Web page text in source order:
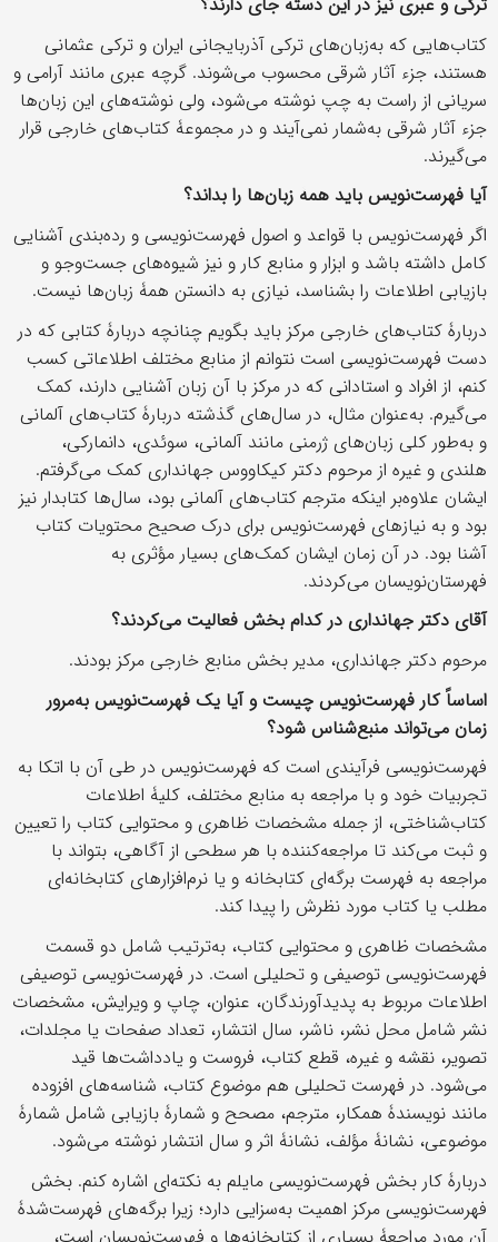
کتاب‌هایی که به‌زبان‌های ترکی آذربایجانی ایران و ترکی عثمانی
هستند، جزء آثار شرقی محسوب می‌شوند. گرچه عبری مانند آرامی و
سریانی از راست به چپ نوشته می‌شود، ولی نوشته‌های این زبان‌ها
جزء آثار شرقی به‌شمار نمی‌آیند و در مجموعۀ کتاب‌های خارجی قرار
می‌گیرند.
آیا فهرست‌نویس باید همۀ زبان‌ها را بداند؟
اگر فهرست‌نویس با قواعد و اصول فهرست‌نویسی و رده‌بندی آشنایی
کامل داشته باشد و ابزار و منابع کار و نیز شیوه‌های جست‌وجو و
بازیابی اطلاعات را بشناسد، نیازی به دانستن همۀ زبان‌‎ها نیست.
دربارۀ کتاب‌های خارجی مرکز باید بگویم چنانچه دربارۀ کتابی که در
دست فهرست‌نویسی است نتوانم از منابع مختلف اطلاعاتی کسب
کنم، از افراد و استادانی که در مرکز با آن زبان آشنایی دارند، کمک
می‌گیرم. به‌عنوان مثال، در سال‌های گذشته دربارۀ کتاب‌های آلمانی
و به‌طور کلی زبان‌های ژرمنی مانند آلمانی، سوئدی، دانمارکی،
هلندی و غیره از مرحوم دکتر کیکاووس جهانداری کمک می‌گرفتم.
ایشان علاوه‌بر اینکه مترجم کتاب‌های آلمانی بود، سال‌ها کتابدار نیز
بود و به نیازهای فهرست‌نویس برای درک صحیح محتویات کتاب
آشنا بود. در آن زمان ایشان کمک‌های بسیار مؤثری به
فهرستان‌نویسان می‌کردند.
آقای دکتر جهانداری در کدام بخش فعالیت می‌کردند؟
مرحوم دکتر جهانداری، مدیر بخش منابع خارجی مرکز بودند.
اساساً کار فهرست‌نویس چیست و آیا یک فهرست‌نویس به‌مرور
زمان می‌تواند منبع‌شناس شود؟
فهرست‌نویسی فرآیندی است که فهرست‌نویس در طی آن با اتکا به
تجربیات خود و با مراجعه به منابع مختلف، کلیۀ اطلاعات
کتاب‌شناختی، از جمله مشخصات ظاهری و محتوایی کتاب را تعیین
و ثبت می‌کند تا مراجعه‌کننده با هر سطحی از آگاهی، بتواند با
مراجعه به فهرست برگه‌ای کتابخانه و یا نرم‌افزارهای کتابخانه‌ای
مطلب یا کتاب مورد نظرش را پیدا کند.
مشخصات ظاهری و محتوایی کتاب، به‌ترتیب شامل دو قسمت
فهرست‌نویسی توصیفی و تحلیلی است. در فهرست‌نویسی توصیفی
اطلاعات مربوط به پدیدآورندگان، عنوان، چاپ و ویرایش، مشخصات
نشر شامل محل نشر، ناشر، سال انتشار، تعداد صفحات یا مجلدات،
تصویر، نقشه و غیره، قطع کتاب، فروست و یادداشت‌ها قید
می‌شود. در فهرست تحلیلی هم موضوع کتاب، شناسه‌های افزوده
مانند نویسندۀ همکار، مترجم، مصحح و شمارۀ بازیابی شامل شمارۀ
موضوعی، نشانۀ مؤلف، نشانۀ اثر و سال انتشار نوشته می‌شود.
دربارۀ کار بخش فهرست‌نویسی مایلم به نکته‌ای اشاره کنم. بخش
فهرست‌نویسی مرکز اهمیت به‌سزایی دارد؛ زیرا برگه‌‎های فهرست‌شدۀ